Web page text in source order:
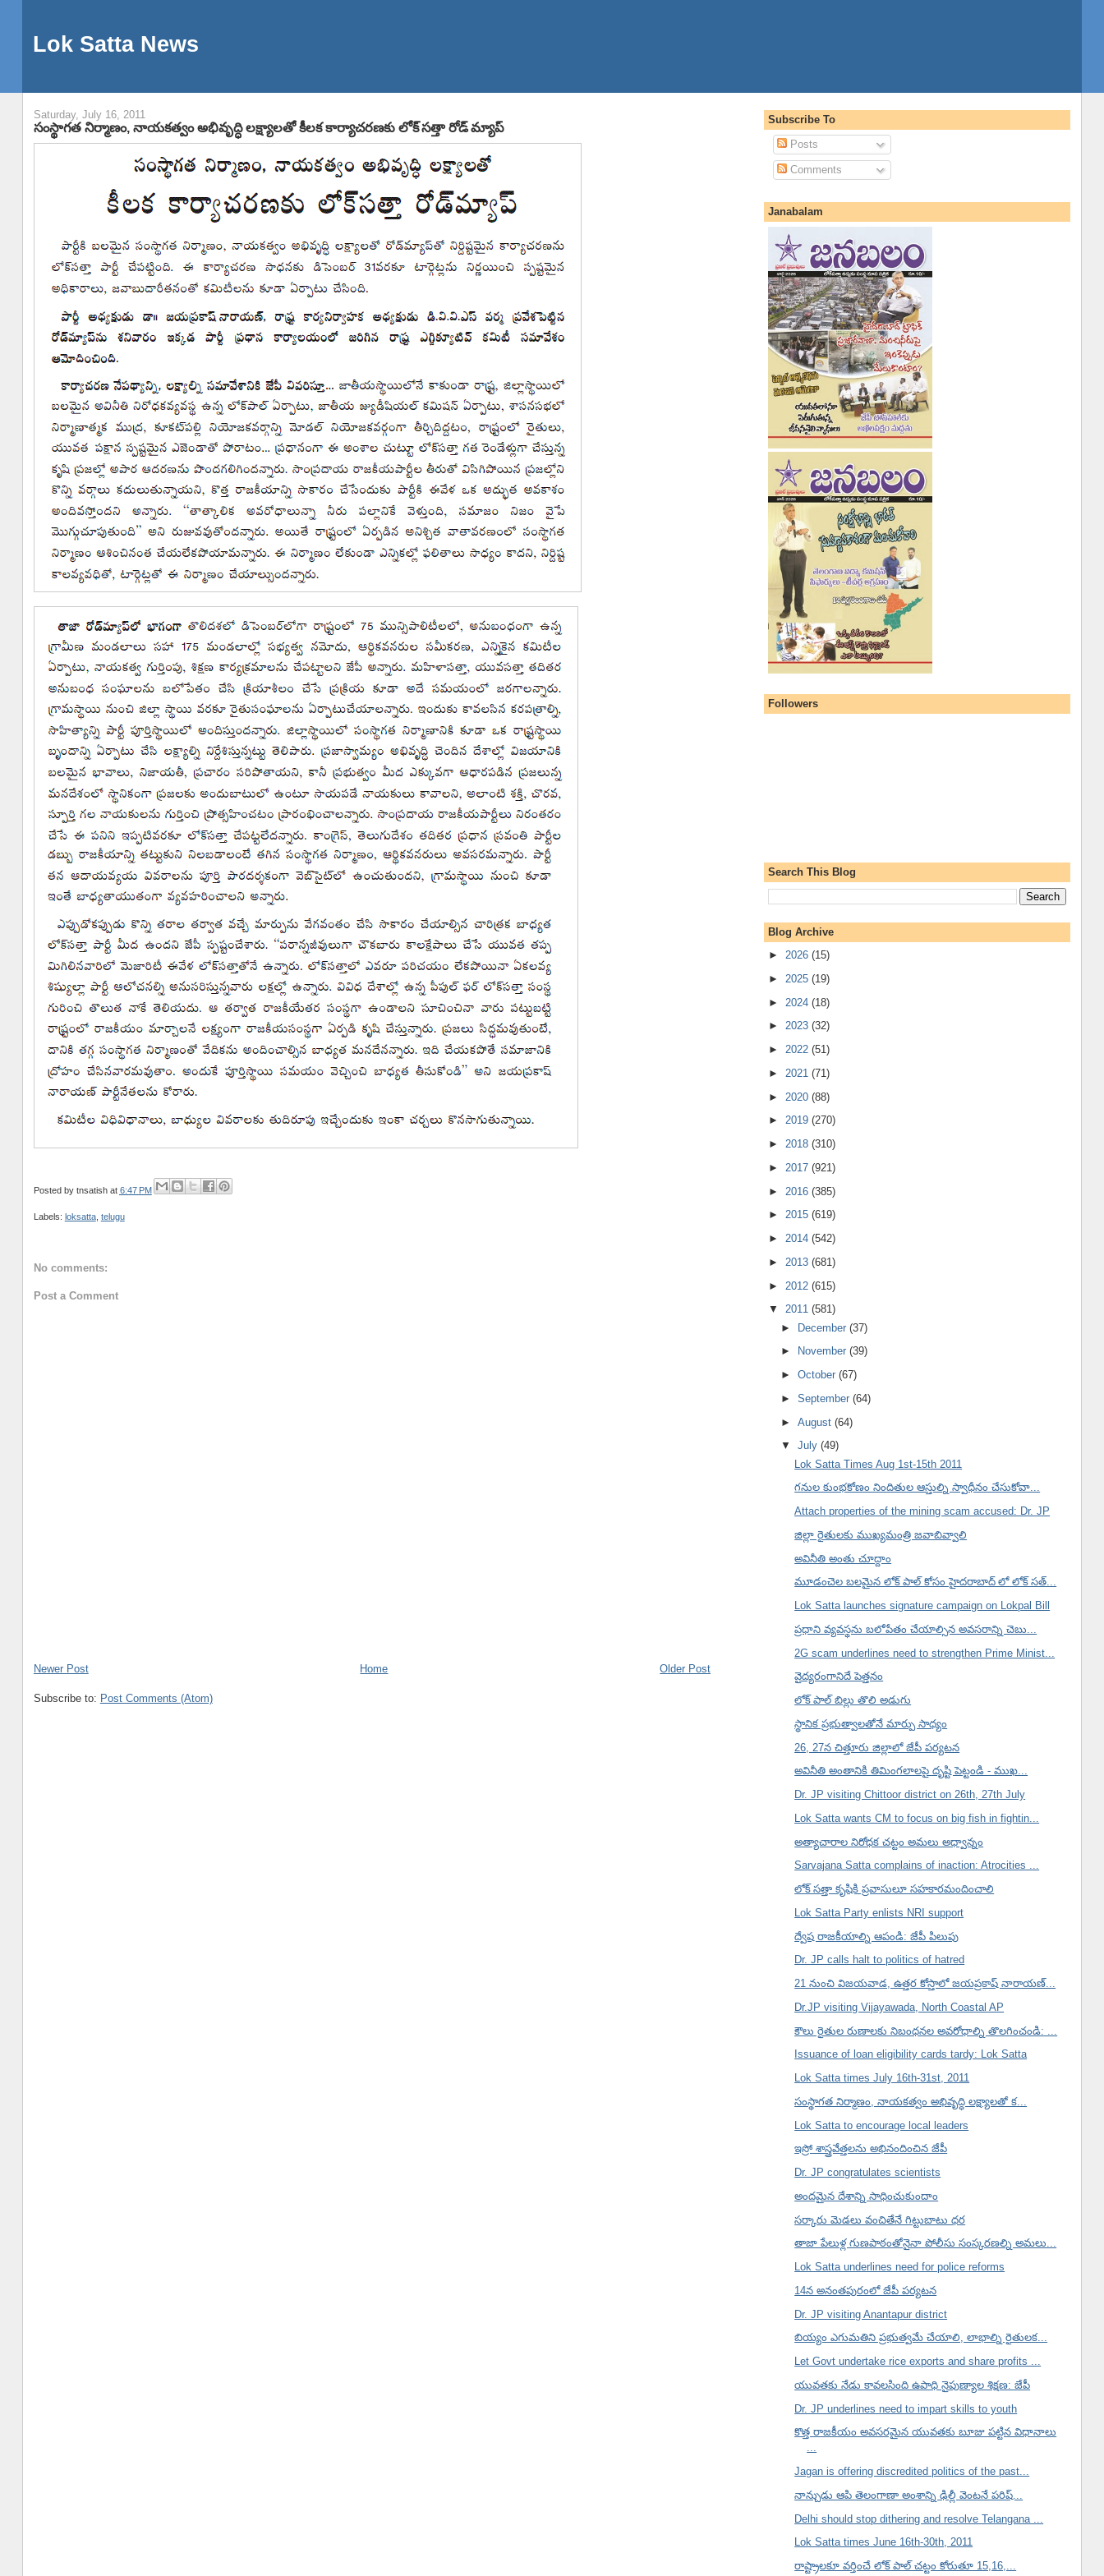
Lok Satta News
Saturday, July 16, 2011
సంస్థాగత నిర్మాణం, నాయకత్వం అభివృద్ధి లక్ష్యాలతో కీలక కార్యాచరణకు లోక్ సత్తా రోడ్ మ్యాప్
Posted by tnsatish at 6:47 PM
Labels: loksatta, telugu
No comments:
Post a Comment
Newer Post Older Post
Home
Subscribe to: Post Comments (Atom)
Subscribe To
Posts
Comments
Janabalam
Followers
Search This Blog
Blog Archive
► 2026 (15)
► 2025 (19)
► 2024 (18)
► 2023 (32)
► 2022 (51)
► 2021 (71)
► 2020 (88)
► 2019 (270)
► 2018 (310)
► 2017 (921)
► 2016 (385)
► 2015 (619)
► 2014 (542)
► 2013 (681)
► 2012 (615)
▼ 2011 (581)
► December(37)
►
November(39)
►October(67)
►September(64)
►August(64)
▼July(49)
Lok Satta Times Aug 1st-15th 2011
గనుల కుంభకోణం నిందితుల ఆస్తుల్ని స్వాధీనం చేసుకోవా...
Attach properties of the mining scam accused: Dr. JP
జిల్లా రైతులకు ముఖ్యమంత్రి జవాబివ్వాలి
అవినీతి అంతు చూద్దాం
మూడంచెల బలమైన లోక్ పాల్ కోసం హైదరాబాద్ లో లోక్ సత్...
Lok Satta launches signature campaign on Lokpal Bill
ప్రధాని వ్యవస్థను బలోపేతం చేయాల్సిన అవసరాన్ని చెబు...
2G scam underlines need to strengthen Prime Minist...
వైద్యరంగానిదే పెత్తనం
లోక్ పాల్ బిల్లు తొలి అడుగు
స్థానిక ప్రభుత్వాలతోనే మార్పు సాధ్యం
26, 27న చిత్తూరు జిల్లాలో జేపీ పర్యటన
అవినీతి అంతానికి తిమింగలాలపై దృష్టి పెట్టండి - ముఖ...
Dr. JP visiting Chittoor district on 26th, 27th July
Lok Satta wants CM to focus on big fish in fightin...
అత్యాచారాల నిరోధక చట్టం అమలు అధ్వాన్నం
Sarvajana Satta complains of inaction: Atrocities ...
లోక్ సత్తా కృషికి ప్రవాసులూ సహకారమందించాలి
Lok Satta Party enlists NRI support
ద్వేష రాజకీయాల్ని ఆపండి: జేపీ పిలుపు
Dr. JP calls halt to politics of hatred
21 నుంచి విజయవాడ, ఉత్తర కోస్తాలో జయప్రకాష్ నారాయణ్...
Dr.JP visiting Vijayawada, North Coastal AP
కౌలు రైతుల రుణాలకు నిబంధనల అవరోధాల్ని తొలగించండి: ...
Issuance of loan eligibility cards tardy: Lok Satta
Lok Satta times July 16th-31st, 2011
సంస్థాగత నిర్మాణం, నాయకత్వం అభివృద్ధి లక్ష్యాలతో క...
Lok Satta to encourage local leaders
ఇస్రో శాస్త్రవేత్తలను అభినందించిన జేపీ
Dr. JP congratulates scientists
అందమైన దేశాన్ని సాధించుకుందాం
సర్కారు మెడలు వంచితేనే గిట్టుబాటు ధర
తాజా పేలుళ్ల గుణపాఠంతోనైనా పోలీసు సంస్కరణల్ని అమలు...
Lok Satta underlines need for police reforms
14న అనంతపురంలో జేపీ పర్యటన
Dr. JP visiting Anantapur district
బియ్యం ఎగుమతిని ప్రభుత్వమే చేయాలి, లాభాల్ని రైతులక...
Let Govt undertake rice exports and share profits ...
యువతకు నేడు కావలసింది ఉపాధి నైపుణ్యాల శిక్షణ: జేపీ
Dr. JP underlines need to impart skills to youth
కొత్త రాజకీయం అవసరమైన యువతకు బూజు పట్టిన విధానాలు
...
Jagan is offering discredited politics of the past...
నాన్చుడు ఆపి తెలంగాణా అంశాన్ని ఢిల్లీ వెంటనే పరిష్...
Delhi should stop dithering and resolve Telangana ...
Lok Satta times June 16th-30th, 2011
రాష్ట్రాలకూ వర్తించే లోక్ పాల్ చట్టం కోరుతూ 15,16,...